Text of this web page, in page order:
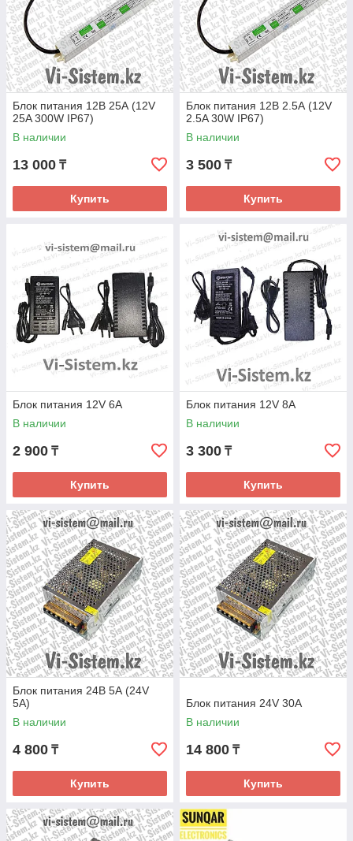
Блок питания 12В 25А (12V
25A 300W IP67)
В наличии
13 000 ₸
Купить
Блок питания 12В 2.5А (12V
2.5A 30W IP67)
В наличии
3 500 ₸
Купить
Блок питания 12V 6А
В наличии
2 900 ₸
Купить
Блок питания 12V 8А
В наличии
3 300 ₸
Купить
Блок питания 24В 5А (24V
5A)
В наличии
4 800 ₸
Купить
Блок питания 24V 30A
В наличии
14 800 ₸
Купить